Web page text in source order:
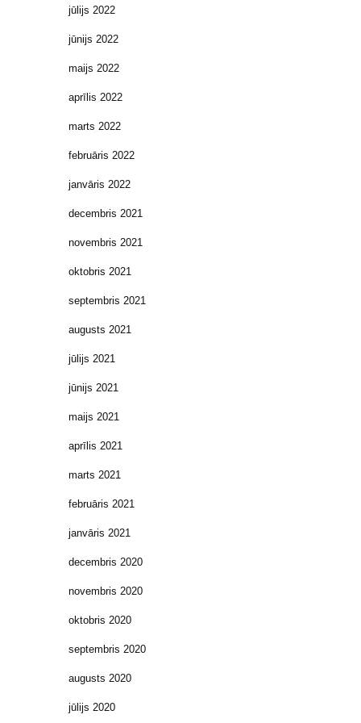
jūlijs 2022
jūnijs 2022
maijs 2022
aprīlis 2022
marts 2022
februāris 2022
janvāris 2022
decembris 2021
novembris 2021
oktobris 2021
septembris 2021
augusts 2021
jūlijs 2021
jūnijs 2021
maijs 2021
aprīlis 2021
marts 2021
februāris 2021
janvāris 2021
decembris 2020
novembris 2020
oktobris 2020
septembris 2020
augusts 2020
jūlijs 2020